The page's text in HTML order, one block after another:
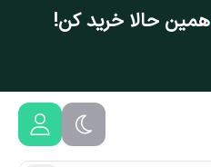
همین حالا خرید کن!